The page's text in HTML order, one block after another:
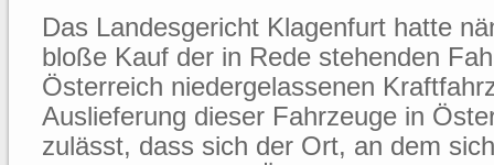
Das Landesgericht Klagenfurt hatte
bloße Kauf der in Rede stehenden
Österreich niedergelassenen
Auslieferung dieser Fahrzeuge in
zulässt, dass sich der Ort, an dem